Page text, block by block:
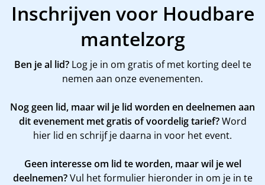
Inschrijven voor Houdbare
mantelzorg
Ben je al lid?Log je in om gratis of met korting deel te
nemen aan onze evenementen.
Nog geen lid, maar wil je lid worden en deelnemen aan
dit evenement met gratis of voordelig tarief?Word
hier lid en schrijf je daarna in voor het event.
Geen interesse om lid te worden, maar wil je wel
deelnemen?Vul het formulier hieronder in om je in te